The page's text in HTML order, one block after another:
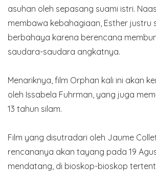
asuhan oleh sepasang suami istri.
membawa kebahagiaan, Esther justru
berbahaya karena berencana
saudara-saudara angkatnya.
Menariknya, film Orphan kali ini akan
oleh Issabela Fuhrman, yang juga
13 tahun silam.
Film yang disutradari oleh Jaume
rencananya akan tayang pada 19
mendatang, di bioskop-bioskop